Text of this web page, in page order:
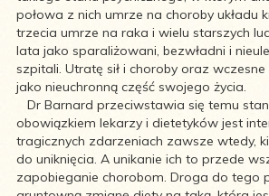
połowa z nich umrze na choroby układu
trzecia umrze na raka i wielu starszych
lata jako sparaliżowani, bezwładni i
szpitali. Utratę sił i choroby oraz
jako nieuchronną część swojego życia.
Dr Barnard przeciwstawia się temu
obowiązkiem lekarzy i dietetyków jest
tragicznych zdarzeniach zawsze wtedy,
do uniknięcia. A unikanie ich to przede
zapobieganie chorobom. Droga do tego